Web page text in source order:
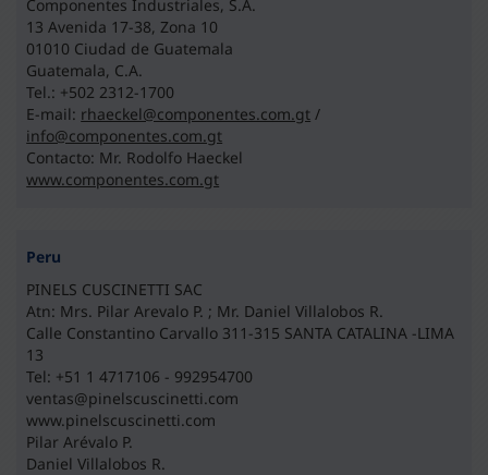
Componentes Industriales, S.A.
13 Avenida 17-38, Zona 10
01010 Ciudad de Guatemala
Guatemala, C.A.
Tel.: +502 2312-1700
E-mail: rhaeckel@componentes.com.gt /
info@componentes.com.gt
Contacto: Mr. Rodolfo Haeckel
www.componentes.com.gt
Peru
PINELS CUSCINETTI SAC
Atn: Mrs. Pilar Arevalo P. ; Mr. Daniel Villalobos R.
Calle Constantino Carvallo 311-315 SANTA CATALINA -LIMA
13
Tel: +51 1 4717106 - 992954700
ventas@pinelscuscinetti.com
www.pinelscuscinetti.com
Pilar Arévalo P.
Daniel Villalobos R.